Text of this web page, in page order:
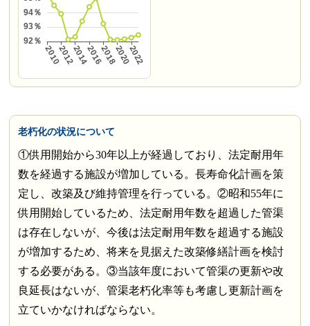
老朽化の状況について
①供用開始から30年以上が経過しており、法定耐用年
数を経過する施設が増加している。長寿命化計画を策
定し、改築及び維持管理を行っている。②昭和55年に
供用開始しているため、法定耐用年数を超過した管渠
は存在しないが、今後は法定耐用年数を超過する施設
が増加するため、将来を見据えた改築修繕計画を検討
する必要がある。③当該年度において管渠の更新や改
良延長はないが、管渠老朽化率等も考慮し更新計画を
立ていかなければならない。